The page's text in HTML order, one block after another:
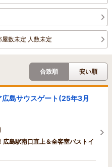
屋数未定 人数未定
合致順 安い順
島サウスゲート(25年3月
島駅南口直上＆全客室バストイ